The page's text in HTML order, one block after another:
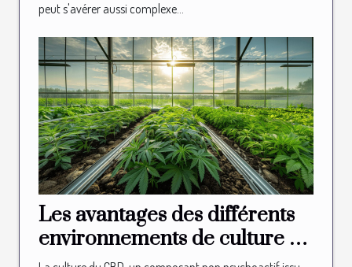
peut s'avérer aussi complexe...
Les avantages des différents
environnements de culture du